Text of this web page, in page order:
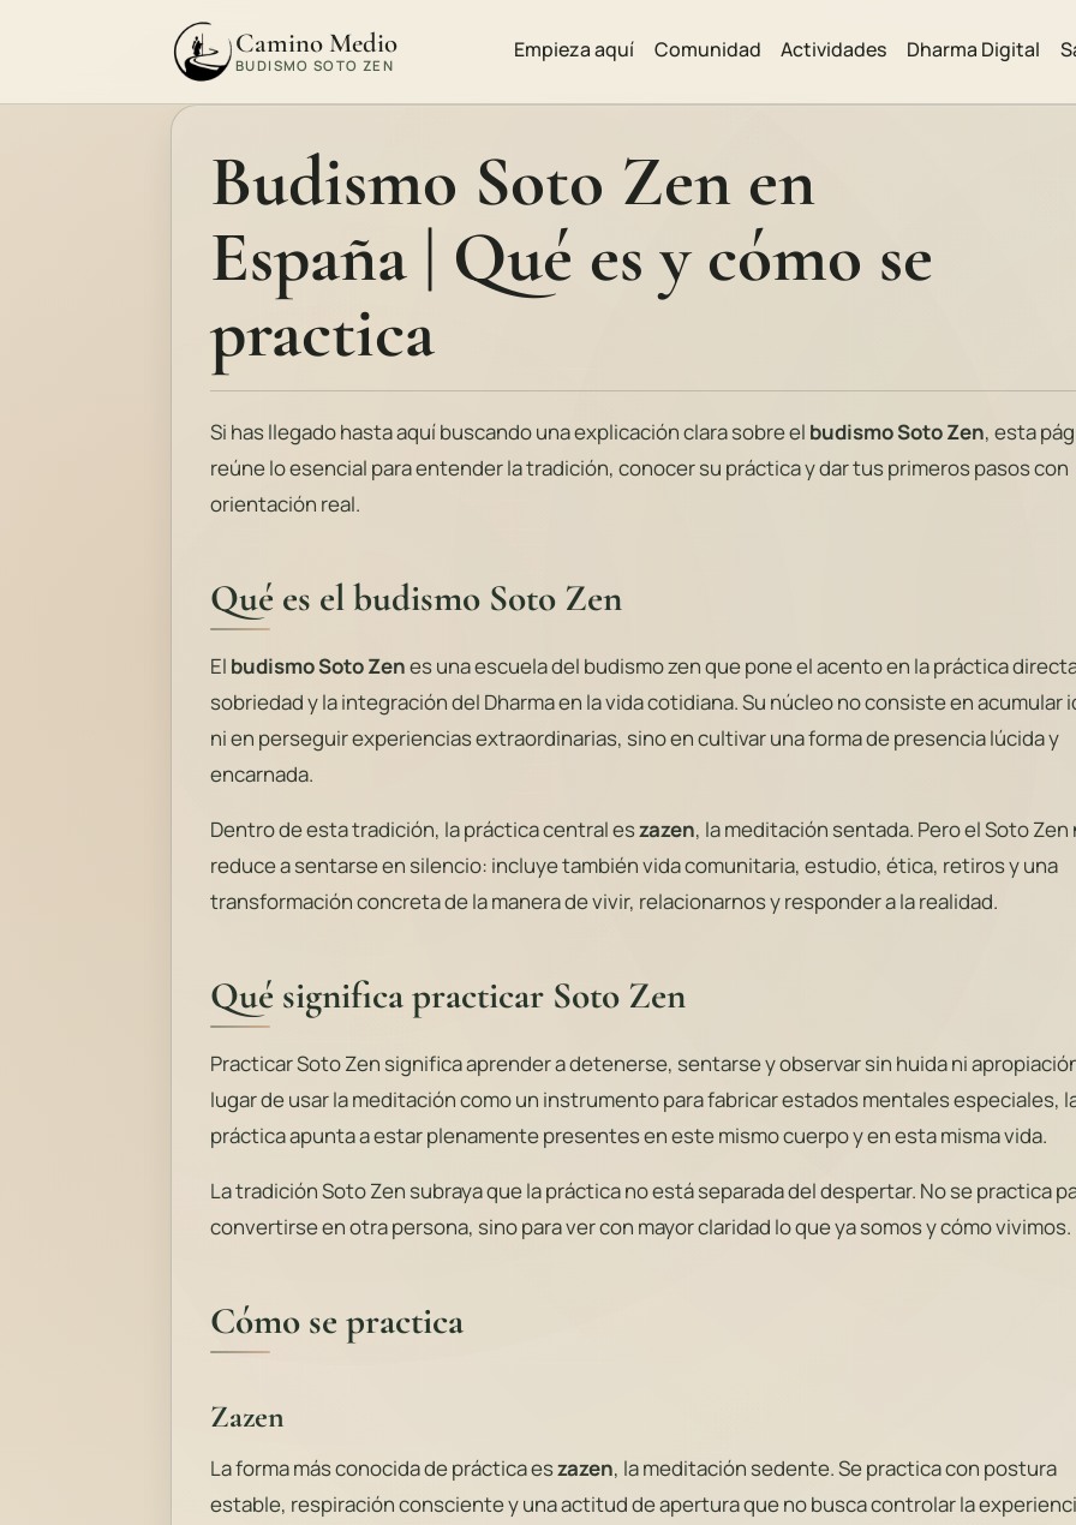
Camino Medio
BUDISMO SOTO ZEN
Empieza aquí Comunidad Actividades Dharma Digital
Budismo Soto Zen en
España | Qué es y cómo se
practica
Si has llegado hasta aquí buscando una explicación clara sobre el budismo Soto Zen, esta
reúne lo esencial para entender la tradición, conocer su práctica y dar tus primeros pasos con
orientación real.
Qué es el budismo Soto Zen
El budismo Soto Zenes una escuela del budismo zen que pone el acento en la práctica
sobriedad y la integración del Dharma en la vida cotidiana. Su núcleo no consiste en acumular
ni en perseguir experiencias extraordinarias, sino en cultivar una forma de presencia lúcida y
encarnada.
Dentro de esta tradición, la práctica central eszazen, la meditación sentada. Pero el Soto Zen
reduce a sentarse en silencio: incluye también vida comunitaria, estudio, ética, retiros y una
transformación concreta de la manera de vivir, relacionarnos y responder a la realidad.
Qué significa practicar Soto Zen
Practicar Soto Zen significa aprender a detenerse, sentarse y observar sin huida ni
lugar de usar la meditación como un instrumento para fabricar estados mentales especiales,
práctica apunta a estar plenamente presentes en este mismo cuerpo y en esta misma vida.
La tradición Soto Zen subraya que la práctica no está separada del despertar. No se practica
convertirse en otra persona, sino para ver con mayor claridad lo que ya somos y cómo vivimos.
Cómo se practica
Zazen
La forma más conocida de práctica eszazen, la meditación sedente. Se practica con postura
estable, respiración consciente y una actitud de apertura que no busca controlar la